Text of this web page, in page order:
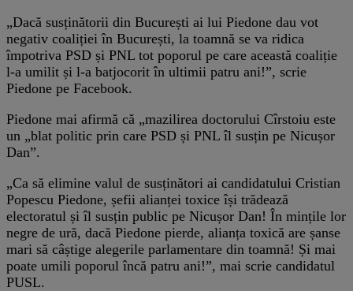
„Dacă susținătorii din București ai lui Piedone dau vot
negativ coaliției în București, la toamnă se va ridica
împotriva PSD și PNL tot poporul pe care această coaliție
l-a umilit și l-a batjocorit în ultimii patru ani!”, scrie
Piedone pe Facebook.
Piedone mai afirmă că „mazilirea doctorului Cîrstoiu este
un „blat politic prin care PSD și PNL îl susțin pe Nicușor
Dan”.
„Ca să elimine valul de susținători ai candidatului Cristian
Popescu Piedone, șefii alianței toxice își trădează
electoratul și îl susțin public pe Nicușor Dan! În mințile lor
negre de ură, dacă Piedone pierde, alianța toxică are șanse
mari să câștige alegerile parlamentare din toamnă! Și mai
poate umili poporul încă patru ani!”, mai scrie candidatul
PUSL.